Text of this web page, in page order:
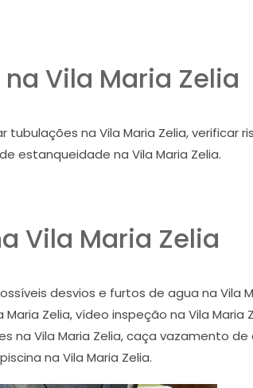
Vila Maria Zelia
na Vila Maria Zelia, verificar
estanqueidade na Vila Maria Zelia.
Vila Maria Zelia
desvios e furtos de agua na Vila
Zelia, vídeo inspeção na Vila Maria
Vila Maria Zelia, caça vazamento de
na Vila Maria Zelia.